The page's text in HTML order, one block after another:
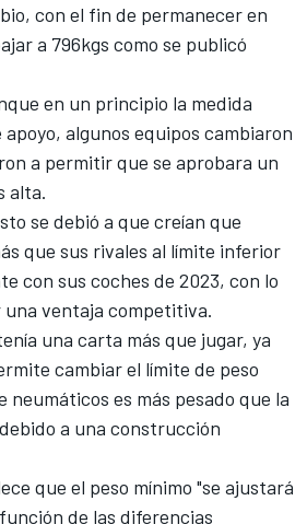
con el fin de permanecer en
a 796kgs como se publicó
en un principio la medida
algunos equipos cambiaron
a permitir que se aprobara un
alta.
se debió a que creían que
que sus rivales al límite inferior
con sus coches de 2023, con lo
ventaja competitiva.
una carta más que jugar, ya
cambiar el límite de peso
neumáticos es más pesado que la
a una construcción
que el peso mínimo "se ajustará
de las diferencias